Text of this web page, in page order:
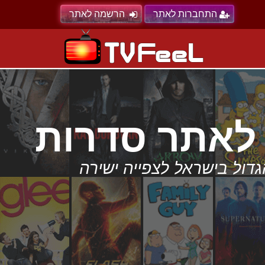
התחברות לאתר הרשמה לאתר
הגדול בישראל לצפייה ישירה